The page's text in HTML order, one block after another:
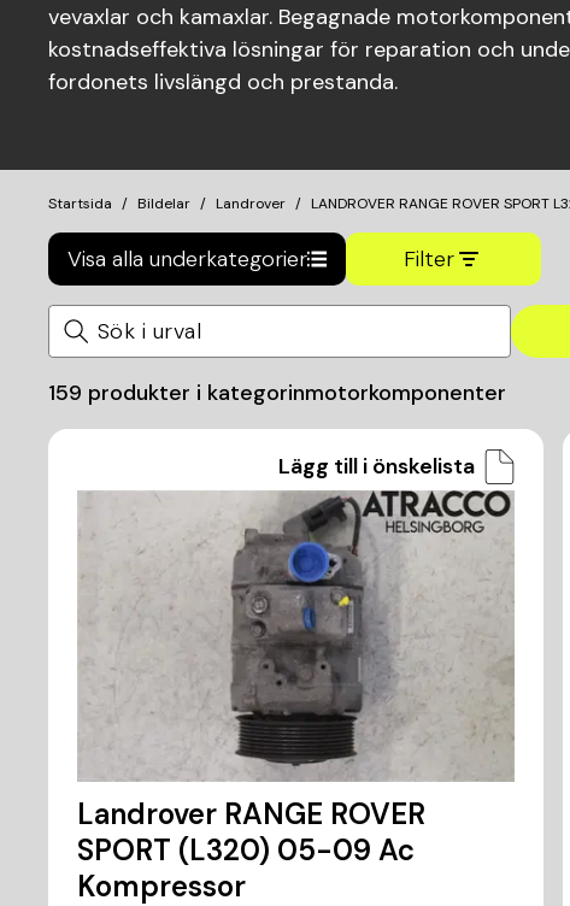
vevaxlar och kamaxlar. Begagnade
kostnadseffektiva lösningar för reparation och
fordonets livslängd och prestanda.
Startsida Bildelar Landrover LANDROVER RANGE ROVER SPORT
Visa alla underkategorier Filter
159 produkter i kategorinmotorkomponenter
Lägg till i önskelista
Landrover RANGE ROVER
SPORT (L320) 05-09 Ac
Kompressor